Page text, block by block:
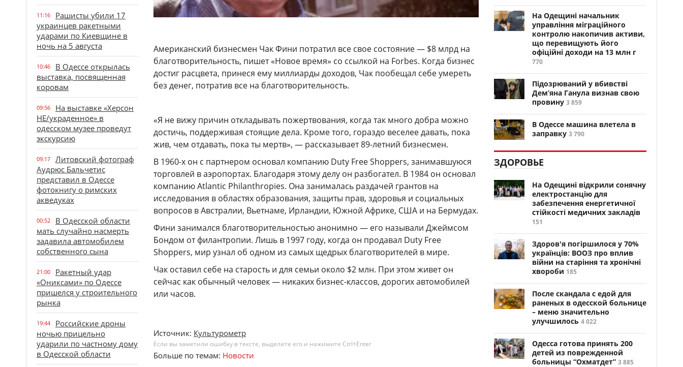
11:16
Рашисты убили 17
украинцев ракетными
ударами по Киевщине в
ночь на 5 августа
10:46
В Одессе открылась
выставка, посвященная
коровам
09:56
На выставке «Херсон
НЕ/украденное» в
одесском музее проведут
экскурсию
09:17
Литовский фотограф
Аудрюс Бальчетис
представил в Одессе
фотокнигу о римских
акведуках
00:52
В Одесской области
мать случайно насмерть
задавила автомобилем
собственного сына
21:00
Ракетный удар
«Ониксами» по Одессе
пришелся у строительного
рынка
19:44
Российские дроны
ночью прицельно
ударили по частному дому
в Одесской области
Американский бизнесмен Чак Фини потратил все свое состояние — $8 млрд на
благотворительность, пишет «Новое время» со ссылкой на Forbes. Когда бизнес
достиг расцвета, принеся ему миллиарды доходов, Чак пообещал себе умереть
без денег, потратив все на благотворительность.
«Я не вижу причин откладывать пожертвования, когда так много добра можно
достичь, поддерживая стоящие дела. Кроме того, гораздо веселее давать, пока
жив, чем отдавать, пока ты мертв», — рассказывает 89-летний бизнесмен.
В 1960-х он с партнером основал компанию Duty Free Shoppers, занимавшуюся
торговлей в аэропортах. Благодаря этому делу он разбогател. В 1984 он основал
компанию Atlantic Philanthropies. Она занималась раздачей грантов на
исследования в областях образования, защиты прав, здоровья и социальных
вопросов в Австралии, Вьетнаме, Ирландии, Южной Африке, США и на Бермудах.
Фини занимался благотворительностью анонимно — его называли Джеймсом
Бондом от филантропии. Лишь в 1997 году, когда он продавал Duty Free
Shoppers, мир узнал об одном из самых щедрых благотворителей в мире.
Чак оставил себе на старость и для семьи около $2 млн. При этом живет он
сейчас как обычный человек — никаких бизнес-классов, дорогих автомобилей
или часов.
Источник: Культурометр
Если вы заметили ошибку в тексте, выделите его и нажимите Ctrl+Enter
Больше по темам: Новости
На Одещині начальник
управління міграційного
контролю накопичив активи,
що перевищують його
офіційні доходи на 13 млн г
770
Підозрюваний у вбивстві
Дем’яна Ганула визнав свою
провину 3 859
В Одессе машина влетела в
заправку 3 790
ЗДОРОВЬЕ
На Одещині відкрили сонячну
електростанцію для
забезпечення енергетичної
стійкості медичних закладів
151
Здоров'я погіршилося у 70%
українців: ВООЗ про вплив
війни на старіння та хронічні
хвороби 185
После скандала с едой для
раненых в одесской больнице
– меню значительно
улучшилось 4 022
Одесса готова принять 200
детей из поврежденной
больницы “Охматдет” 3 885